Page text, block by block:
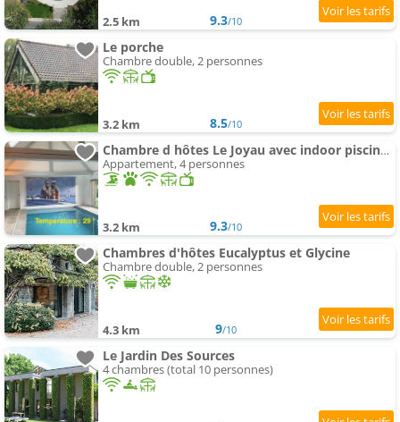
2.5 km 9.3/10
Le porche
Chambre double, 2 personnes
3.2 km 8.5/10
Chambre d hôtes Le Joyau avec indoor piscine et sauna
Appartement, 4 personnes
3.2 km 9.3/10
Chambres d'hôtes Eucalyptus et Glycine
Chambre double, 2 personnes
4.3 km 9/10
Le Jardin Des Sources
4 chambres (total 10 personnes)